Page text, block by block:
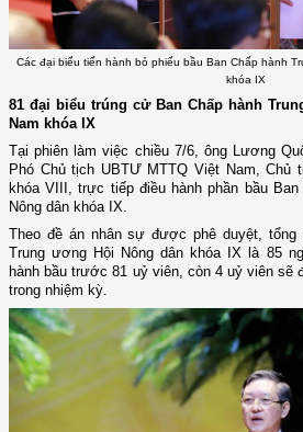
Các đại biểu tiến hành bỏ phiếu bầu Ban Chấp hành
khóa IX
81 đại biểu trúng cử Ban Chấp hành
Nam khóa IX
Tại phiên làm việc chiều 7/6, ông Lương
Phó Chủ tịch UBTƯ MTTQ Việt Nam, Chủ
khóa VIII, trực tiếp điều hành phần bầu
Nông dân khóa IX.
Theo đề án nhân sự được phê duyệt, tổng
Trung ương Hội Nông dân khóa IX là 85
hành bầu trước 81 uỷ viên, còn 4 uỷ viên sẽ
trong nhiệm kỳ.